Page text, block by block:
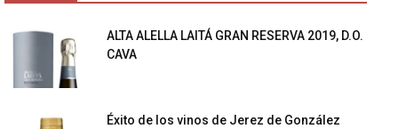
ALTA ALELLA LAITÁ GRAN RESERVA 2019, D.O.
CAVA
Éxito de los vinos de Jerez de González